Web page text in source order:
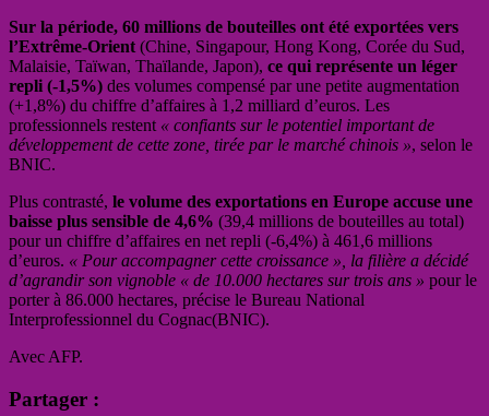
Sur la période, 60 millions de bouteilles ont été exportées vers
l’Extrême-Orient (Chine, Singapour, Hong Kong, Corée du Sud,
Malaisie, Taïwan, Thaïlande, Japon), ce qui représente un léger
repli (-1,5%) des volumes compensé par une petite augmentation
(+1,8%) du chiffre d’affaires à 1,2 milliard d’euros. Les
professionnels restent « confiants sur le potentiel important de
développement de cette zone, tirée par le marché chinois », selon le
BNIC.
Plus contrasté, le volume des exportations en Europe accuse une
baisse plus sensible de 4,6% (39,4 millions de bouteilles au total)
pour un chiffre d’affaires en net repli (-6,4%) à 461,6 millions
d’euros. « Pour accompagner cette croissance », la filière a décidé
d’agrandir son vignoble « de 10.000 hectares sur trois ans » pour le
porter à 86.000 hectares, précise le Bureau National
Interprofessionnel du Cognac(BNIC).
Avec AFP.
Partager :